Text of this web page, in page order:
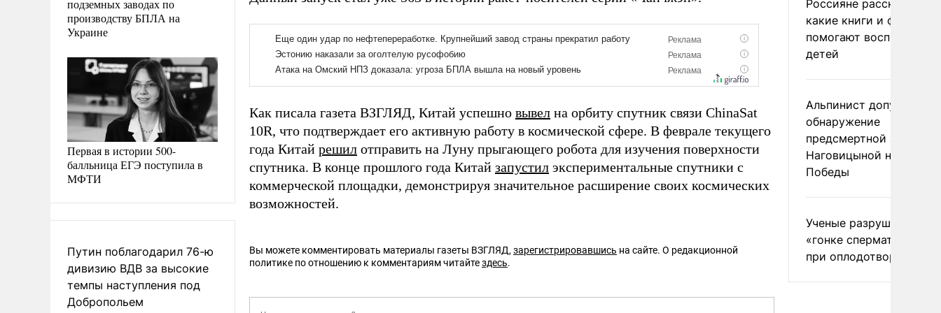
подземных заводах по
производству БПЛА на
Украине
Первая в истории 500-
балльница ЕГЭ поступила в
МФТИ
Путин поблагодарил 76-ю
дивизию ВДВ за высокие
темпы наступления под
Добропольем
Как писала газета ВЗГЛЯД, Китай успешно вывел на орбиту спутник связи ChinaSat
10R, что подтверждает его активную работу в космической сфере. В феврале текущего
года Китай решил отправить на Луну прыгающего робота для изучения поверхности
спутника. В конце прошлого года Китай запустил экспериментальные спутники с
коммерческой площадки, демонстрируя значительное расширение своих космических
возможностей.
Вы можете комментировать материалы газеты ВЗГЛЯД, зарегистрировавшись на сайте. О редакционной
политике по отношению к комментариям читайтездесь.
Россияне рассказали,
какие книги и фильмы
помогают воспитывать
детей
Альпинист допустил
обнаружение
предсмертной записки
Наговицыной на пике
Победы
Ученые разрушили миф
«гонке
при оплодотворении